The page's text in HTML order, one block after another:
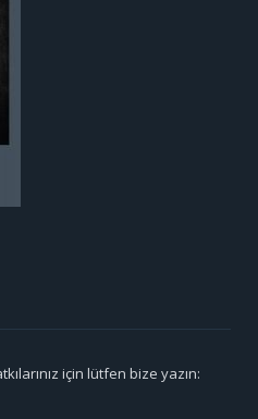
için lütfen bize yazın: